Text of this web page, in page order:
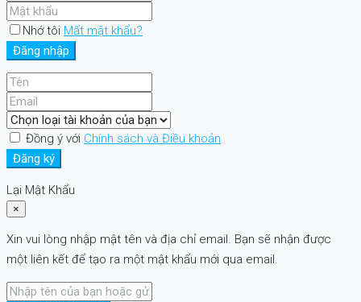
Nhớ tôi Mất mật khẩu?
Đăng nhập
Đồng ý với Chính sách và Điều khoản
Đăng ký
Lại Mật Khẩu
×
Xin vui lòng nhập mật tên và địa chỉ email. Bạn sẽ nhận được
một liên kết để tạo ra một mật khẩu mới qua email.